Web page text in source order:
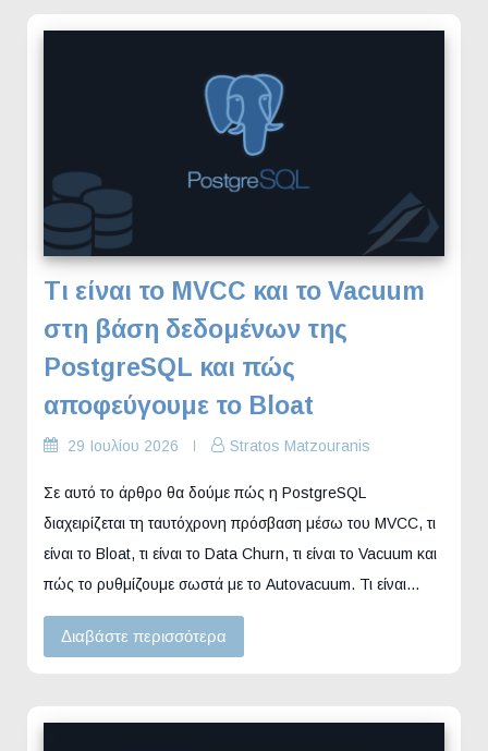
Τι είναι το MVCC και το Vacuum
στη βάση δεδομένων της
PostgreSQL και πώς
αποφεύγουμε το Bloat
29 Ιουλίου 2026 Stratos Matzouranis
Σε αυτό το άρθρο θα δούμε πώς η PostgreSQL
διαχειρίζεται τη ταυτόχρονη πρόσβαση μέσω του MVCC, τι
είναι το Bloat, τι είναι το Data Churn, τι είναι το Vacuum και
πώς το ρυθμίζουμε σωστά με το Autovacuum. Τι είναι…
Διαβάστε περισσότερα